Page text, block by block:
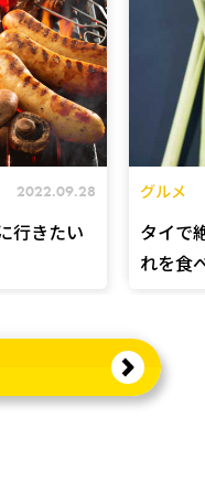
2022.09.28
行きたい
グルメ
タイで
れを食